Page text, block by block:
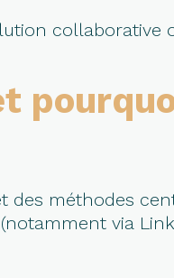
collaborative
des méthodes
via